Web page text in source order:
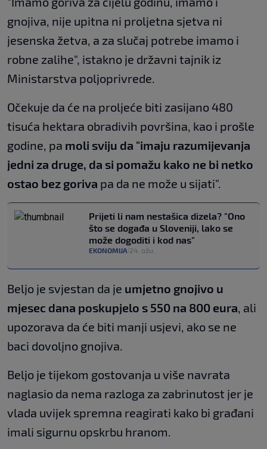
gnojiva, nije upitna ni proljetna sjetva ni
jesenska žetva, a za slučaj potrebe imamo i
robne zalihe", istakno je državni tajnik iz
Ministarstva poljoprivrede.
Očekuje da će na proljeće biti zasijano 480
tisuća hektara obradivih površina, kao i prošle
godine, pa moli sviju da "imaju razumijevanja
jedni za druge, da si pomažu kako ne bi netko
ostao bez goriva pa da ne može u sijati".
Prijeti li nam nestašica dizela? "Ono
što se događa u Sloveniji, lako se
može dogoditi i kod nas"
EKONOMIJA 24. ožu.
Beljo je svjestan da je umjetno gnojivo u
mjesec dana poskupjelo s 550 na 800 eura, ali
upozorava da će biti manji usjevi, ako se ne
baci dovoljno gnojiva.
Beljo je tijekom gostovanja u više navrata
naglasio da nema razloga za zabrinutost jer je
vlada uvijek spremna reagirati kako bi građani
imali sigurnu opskrbu hranom.